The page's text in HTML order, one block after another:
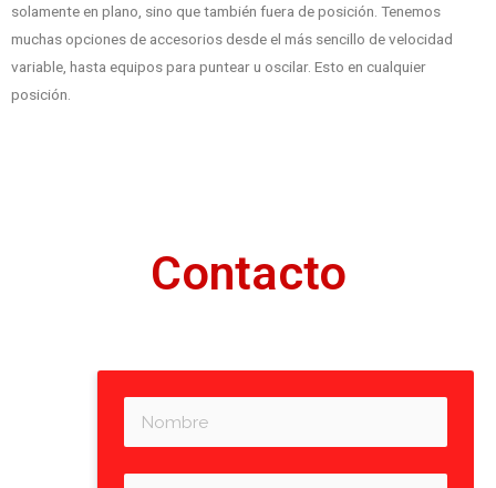
solamente en plano, sino que también fuera de posición. Tenemos
muchas opciones de accesorios desde el más sencillo de velocidad
variable, hasta equipos para puntear u oscilar. Esto en cualquier
posición.
Contacto